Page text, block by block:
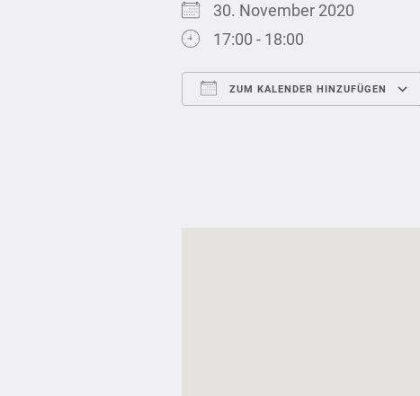
30. November 2020
17:00 - 18:00
ZUM KALENDER HINZUFÜGEN